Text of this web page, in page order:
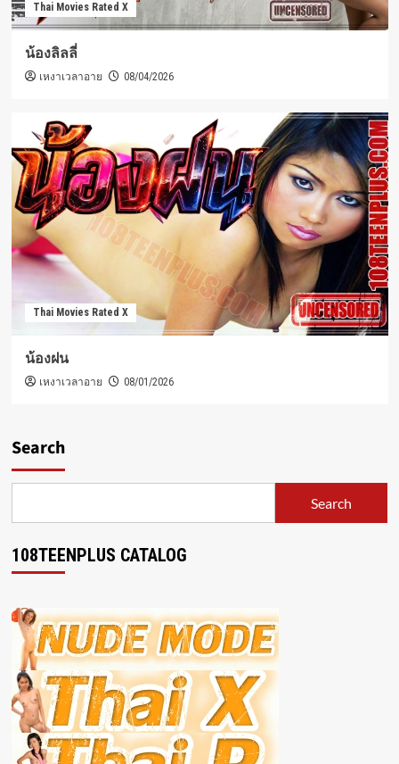
Thai Movies Rated X
น้องลิลลี่
เหงาเวลาอาย 08/04/2026
Thai Movies Rated X
น้องฝน
เหงาเวลาอาย 08/01/2026
Search
Search
108TEENPLUS CATALOG